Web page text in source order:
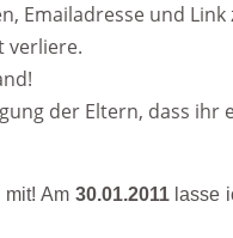
Emailadresse und Link
verliere.
der Eltern, dass ihr
Am 30.01.2011lasse